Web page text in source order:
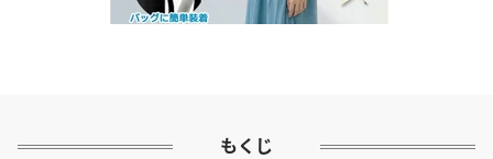
もくじ